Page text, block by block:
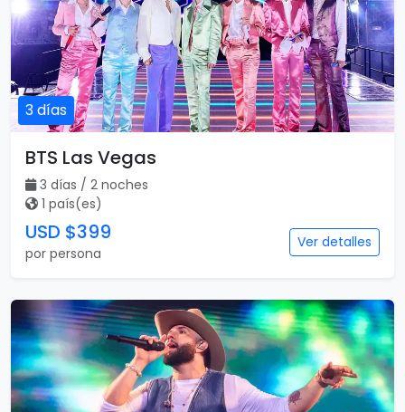
3 días
BTS Las Vegas
3 días / 2 noches
1 país(es)
USD $399
por persona
Ver detalles